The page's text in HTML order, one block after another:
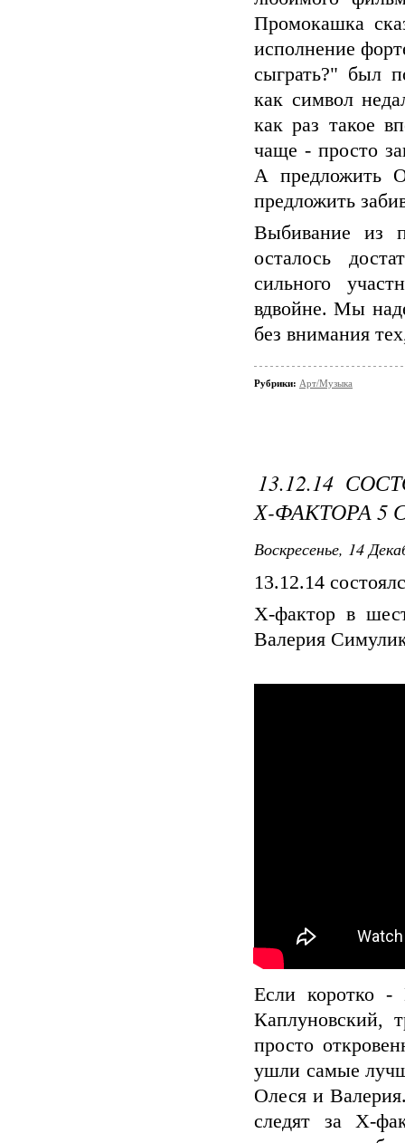
Промокашка
исполнение
сыграть?" был
как символ
как раз такое
чаще - просто
А предложить
предложить
Выбивание из
осталось
сильного
вдвойне. Мы
без внимания
Рубрики: Арт/Музыка
13.12.14
Х-ФАКТОРА 5
Воскресенье, 14
13.12.14
Х-фактор в
Валерия
Если коротко -
Каплуновский,
просто
ушли самые
Олеся и
следят за Х-